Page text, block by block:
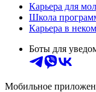
Карьера для
Школа
Карьера в
Боты для
Мобильное